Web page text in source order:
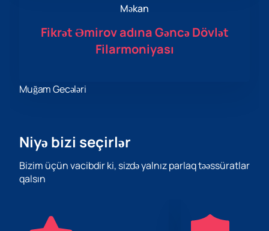
Məkan
Fikrət Əmirov adına Gəncə Dövlət
Filarmoniyası
Muğam Gecələri
Niyə bizi seçirlər
Bizim üçün vacibdir ki, sizdə yalnız parlaq təəssüratlar
qalsın